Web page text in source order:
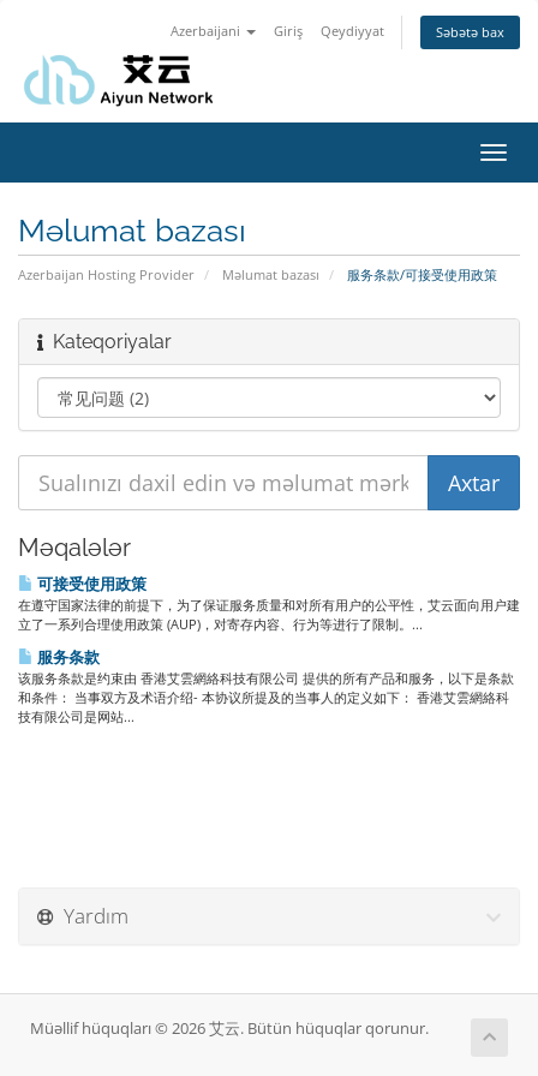
Azerbaijani Giriş Qeydiyyat Səbətə bax
keçid
Məlumat bazası
Azerbaijan Hosting Provider Məlumat bazası 服务条款/可接受使用政策
Kateqoriyalar
Məqalələr
可接受使用政策
在遵守国家法律的前提下，为了保证服务质量和对所有用户的公平性，艾云面向用户建
立了一系列合理使用政策 (AUP)，对寄存内容、行为等进行了限制。...
服务条款
该服务条款是约束由 香港艾雲網絡科技有限公司 提供的所有产品和服务，以下是条款
和条件： 当事双方及术语介绍- 本协议所提及的当事人的定义如下： 香港艾雲網絡科
技有限公司是网站...
Yardım
Müəllif hüquqları © 2026 艾云. Bütün hüquqlar qorunur.